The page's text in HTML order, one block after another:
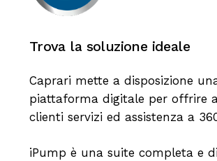
Trova la soluzione ideale
Caprari mette a disposizione
piattaforma digitale per offrire
clienti servizi ed assistenza a
iPump è una suite completa e